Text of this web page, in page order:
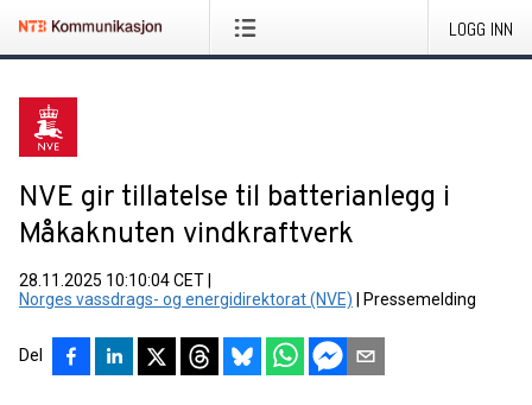
LOGG INN
NVE gir tillatelse til batterianlegg i
Måkaknuten vindkraftverk
28.11.2025 10:10:04 CET
Norges vassdrags- og energidirektorat (NVE)
Pressemelding
Del